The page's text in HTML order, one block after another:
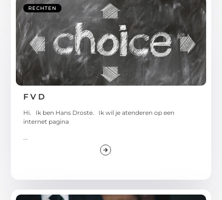
RECHTEN
F V D
Hi. Ik ben Hans Droste. Ik wil je atenderen op een
internet pagina
...